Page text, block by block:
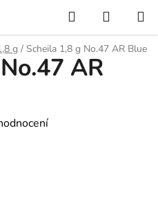
Hledat
KOŠÍK
g / Scheila 1,8 g No.47 AR Blue
AR